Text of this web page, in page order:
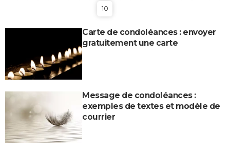
10
Carte de condoléances : envoyer
gratuitement une carte
Message de condoléances :
exemples de textes et modèle de
courrier